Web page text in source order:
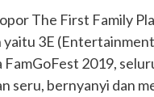
The First Family
3E
2019,
seru, bernyanyi dan